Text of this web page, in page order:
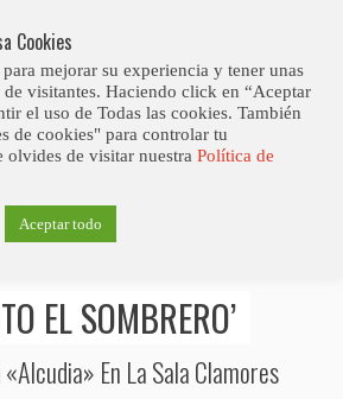
Contest.
"‘Me quito el sombrero’"
EL SOMBRERO’
En La Sala Clamores
Cookies
mejorar su experiencia y tener unas
de visitantes. Haciendo click en “Aceptar
el uso de Todas las cookies. También
de cookies" para controlar tu
olvides de visitar nuestra Política de
Aceptar todo